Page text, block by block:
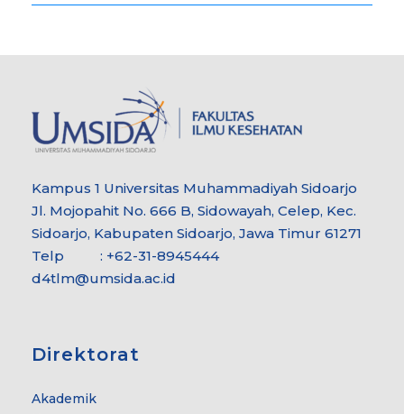
Kampus 1 Universitas Muhammadiyah Sidoarjo
Jl. Mojopahit No. 666 B, Sidowayah, Celep, Kec.
Sidoarjo, Kabupaten Sidoarjo, Jawa Timur 61271
Telp : +62-31-8945444
d4tlm@umsida.ac.id
Direktorat
Akademik